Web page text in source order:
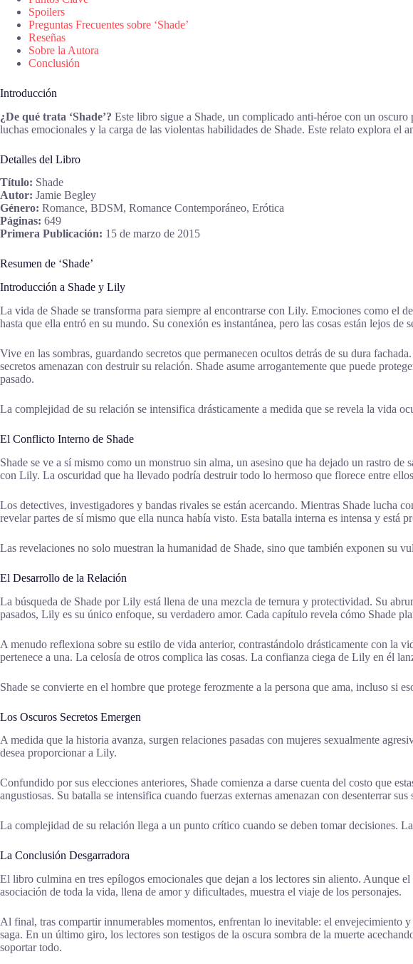
Spoilers
Preguntas Frecuentes sobre ‘Shade’
Reseñas
Sobre la Autora
Conclusión
Introducción
¿De qué trata ‘Shade’? Este libro sigue a Shade, un complicado anti-héroe con un
luchas emocionales y la carga de las violentas habilidades de Shade. Este relato explora el
Detalles del Libro
Título: Shade
Autor: Jamie Begley
Género: Romance, BDSM, Romance Contemporáneo, Erótica
Páginas: 649
Primera Publicación: 15 de marzo de 2015
Resumen de ‘Shade’
Introducción a Shade y Lily
La vida de Shade se transforma para siempre al encontrarse con Lily. Emociones como el
hasta que ella entró en su mundo. Su conexión es instantánea, pero las cosas están lejos
Vive en las sombras, guardando secretos que permanecen ocultos detrás de su dura
secretos amenazan con destruir su relación. Shade asume arrogantemente que puede
pasado.
La complejidad de su relación se intensifica drásticamente a medida que se revela la vida
El Conflicto Interno de Shade
Shade se ve a sí mismo como un monstruo sin alma, un asesino que ha dejado un rastro
con Lily. La oscuridad que ha llevado podría destruir todo lo hermoso que florece entre
Los detectives, investigadores y bandas rivales se están acercando. Mientras Shade lucha
revelar partes de sí mismo que ella nunca había visto. Esta batalla interna es intensa y
Las revelaciones no solo muestran la humanidad de Shade, sino que también exponen su
El Desarrollo de la Relación
La búsqueda de Shade por Lily está llena de una mezcla de ternura y protectividad. Su
pasados, Lily es su único enfoque, su verdadero amor. Cada capítulo revela cómo Shade
A menudo reflexiona sobre su estilo de vida anterior, contrastándolo drásticamente con la
pertenece a una. La celosía de otros complica las cosas. La confianza ciega de Lily en él
Shade se convierte en el hombre que protege ferozmente a la persona que ama, incluso si
Los Oscuros Secretos Emergen
A medida que la historia avanza, surgen relaciones pasadas con mujeres sexualmente
desea proporcionar a Lily.
Confundido por sus elecciones anteriores, Shade comienza a darse cuenta del costo que
angustiosas. Su batalla se intensifica cuando fuerzas externas amenazan con desenterrar
La complejidad de su relación llega a un punto crítico cuando se deben tomar decisiones.
La Conclusión Desgarradora
El libro culmina en tres epílogos emocionales que dejan a los lectores sin aliento. Aunque
asociación de toda la vida, llena de amor y dificultades, muestra el viaje de los personajes.
Al final, tras compartir innumerables momentos, enfrentan lo inevitable: el envejecimiento
saga. En un último giro, los lectores son testigos de la oscura sombra de la muerte
soportar todo.